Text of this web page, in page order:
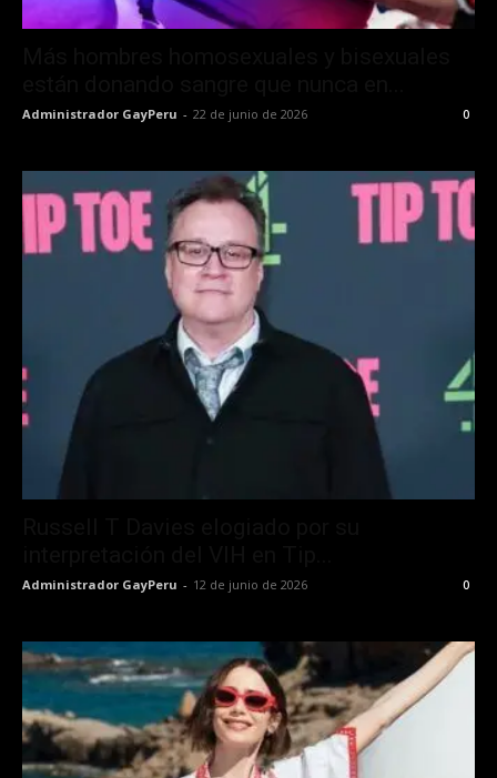
Administrador GayPeru - 22 de junio de 2026 0
Administrador GayPeru - 12 de junio de 2026 0